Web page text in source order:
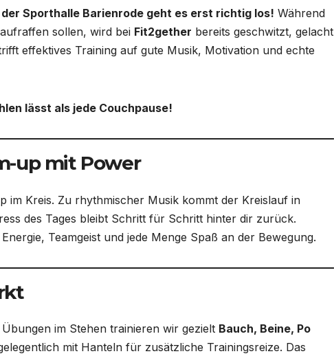
Sporthalle Barienrode geht es erst richtig los! Während
sollen, wird bei Fit2gether bereits geschwitzt, gelacht
effektives Training auf gute Musik, Motivation und echte
lässt als jede Couchpause!
up mit Power
im Kreis. Zu rhythmischer Musik kommt der Kreislauf in
des Tages bleibt Schritt für Schritt hinter dir zurück.
Teamgeist und jede Menge Spaß an der Bewegung.
im Stehen trainieren wir gezielt Bauch, Beine, Po
mit Hanteln für zusätzliche Trainingsreize. Das